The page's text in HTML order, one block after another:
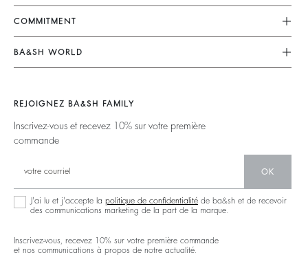
Mon Compte
Guide Des Tailles
Accessibilité
Robes
Combinaisons
Tops & Chemises
Chandails & Cardigans
Dos Nus
Denim
COMMITMENT
Nos Engagements
Opérations
Partenaires
Circularité
BA&SH WORLD
Nos Magasins
Talents
Nouvelle Collection
REJOIGNEZ BA&SH FAMILY
Inscrivez-vous et recevez 10% sur votre première
commande
OK
J'ai lu et j'accepte la politique de confidentialité de ba&sh et de recevoir
des communications marketing de la part de la marque.
Inscrivez-vous, recevez 10% sur votre première commande
et nos communications à propos de notre actualité.